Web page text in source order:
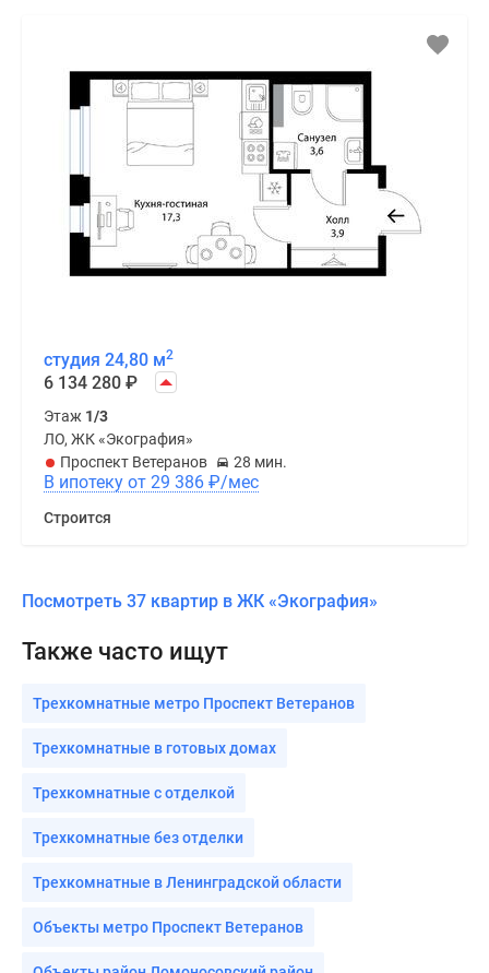
студия 24,80 м2
6 134 280 ₽
Этаж 1/3
ЛО, ЖК «Экография»
Проспект Ветеранов
28 мин.
В ипотеку от 29 386 ₽/мес
Строится
Посмотреть 37 квартир в ЖК «Экография»
Также часто ищут
Трехкомнатные метро Проспект Ветеранов
Трехкомнатные в готовых домах
Трехкомнатные с отделкой
Трехкомнатные без отделки
Трехкомнатные в Ленинградской области
Объекты метро Проспект Ветеранов